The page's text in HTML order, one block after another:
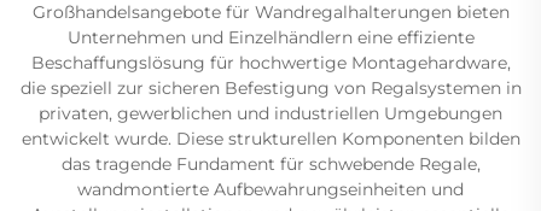
Großhandelsangebote für Wandregalhalterungen bieten
Unternehmen und Einzelhändlern eine effiziente
Beschaffungslösung für hochwertige Montagehardware,
die speziell zur sicheren Befestigung von Regalsystemen in
privaten, gewerblichen und industriellen Umgebungen
entwickelt wurde. Diese strukturellen Komponenten bilden
das tragende Fundament für schwebende Regale,
wandmontierte Aufbewahrungseinheiten und